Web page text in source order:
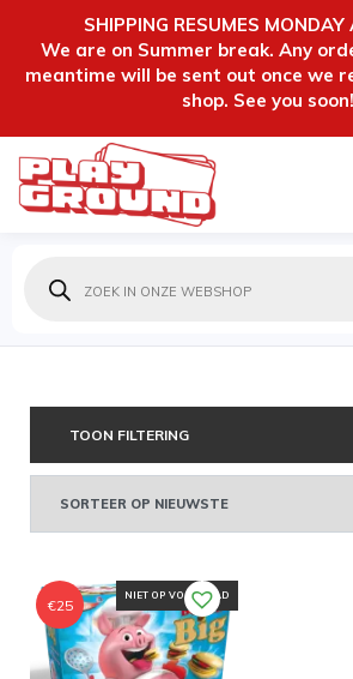
SHIPPING RESUMES
We are on Summer break. Any
meantime will be sent out once we
shop. See you soon!
zoeken
TOON FILTERING
NIET OP VOORRAAD
€25